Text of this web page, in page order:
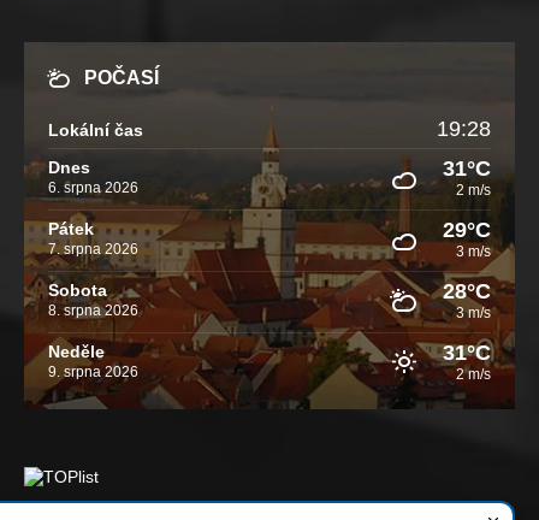
POČASÍ
Lokální čas 19:28
Dnes
6. srpna 2026
31°C
2 m/s
Pátek
7. srpna 2026
29°C
3 m/s
Sobota
8. srpna 2026
28°C
3 m/s
Neděle
9. srpna 2026
31°C
2 m/s